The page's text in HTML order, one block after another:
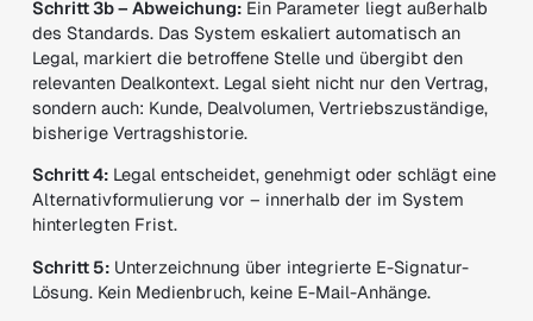
Schritt 3b – Abweichung:Ein Parameter liegt außerhalb
des Standards. Das System eskaliert automatisch an
Legal, markiert die betroffene Stelle und übergibt den
relevanten Dealkontext. Legal sieht nicht nur den Vertrag,
sondern auch: Kunde, Dealvolumen, Vertriebszuständige,
bisherige Vertragshistorie.
Schritt 4:Legal entscheidet, genehmigt oder schlägt eine
Alternativformulierung vor – innerhalb der im System
hinterlegten Frist.
Schritt 5:Unterzeichnung über integrierte E-Signatur-
Lösung. Kein Medienbruch, keine E-Mail-Anhänge.